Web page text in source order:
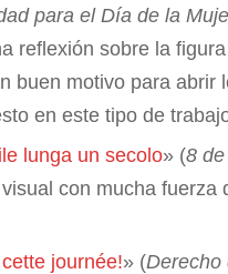
para el Día de la
reflexión sobre la
buen motivo para abrir
en este tipo de
lunga un secolo» (8
con mucha fuerza
journée!» (Derecho